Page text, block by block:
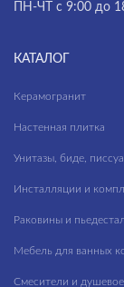
ПН-ЧТ с 9:00 до
КАТАЛОГ
Керамогранит
Настенная плитка
Унитазы, биде,
Инсталляции и
Раковины и
Мебель для ванных
Смесители и душевое